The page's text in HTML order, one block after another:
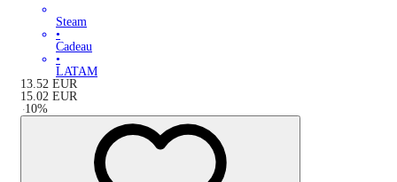
Steam
•
Cadeau
•
LATAM
13.52 EUR
15.02 EUR
-10%